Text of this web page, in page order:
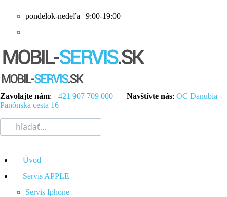
pondelok-nedeľa | 9:00-19:00
Zavolajte nám: +421 907 709 000 | Navštívte nás: OC Danubia -
Panónska cesta 16
Úvod
Servis APPLE
Servis Iphone